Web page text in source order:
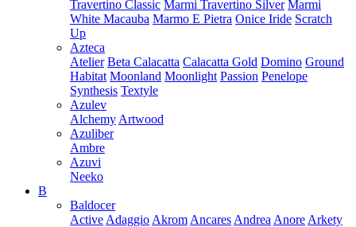
Travertino Classic Marmi Travertino Silver Marmi
White Macauba Marmo E Pietra Onice Iride Scratch
Up
Azteca
Atelier Beta Calacatta Calacatta Gold Domino Ground
Habitat Moonland Moonlight Passion Penelope
Synthesis Textyle
Azulev
Alchemy Artwood
Azuliber
Ambre
Azuvi
Neeko
B
Baldocer
Active Adaggio Akrom Ancares Andrea Anore Arkety